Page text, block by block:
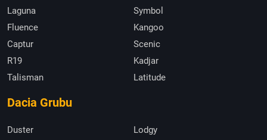
Laguna
Symbol
Fluence
Kangoo
Captur
Scenic
R19
Kadjar
Talisman
Latitude
Dacia Grubu
Duster
Lodgy